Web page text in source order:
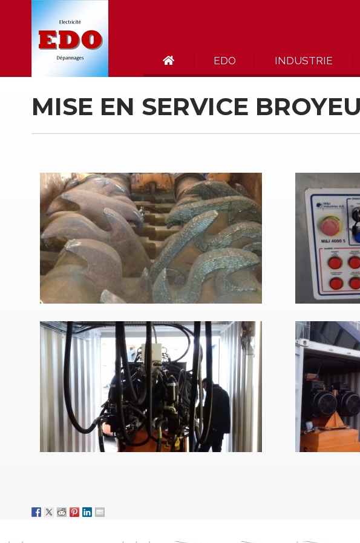
EDO INDUSTRIE
MISE EN SERVICE